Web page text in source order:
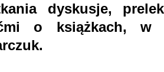
dyskusje,
o książkach,